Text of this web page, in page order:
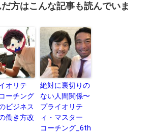
方はこんな記事も読んでいま
オリテ
ーチング
ビジネス
働き方改
絶対に裏切りの
ない人間関係〜
プライオリテ
ィ・マスター
コーチング_6th